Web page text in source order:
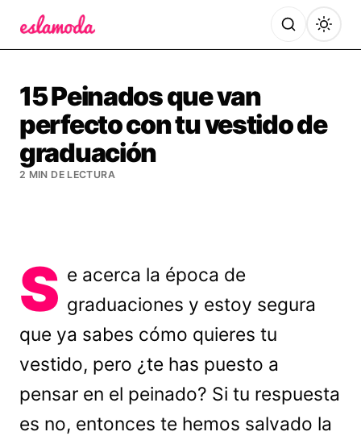
15 Peinados que van
perfecto con tu vestido de
graduación
2 MIN DE LECTURA
S e acerca la época de
graduaciones y estoy segura
que ya sabes cómo quieres tu
vestido, pero ¿te has puesto a
pensar en el peinado? Si tu respuesta
es no, entonces te hemos salvado la